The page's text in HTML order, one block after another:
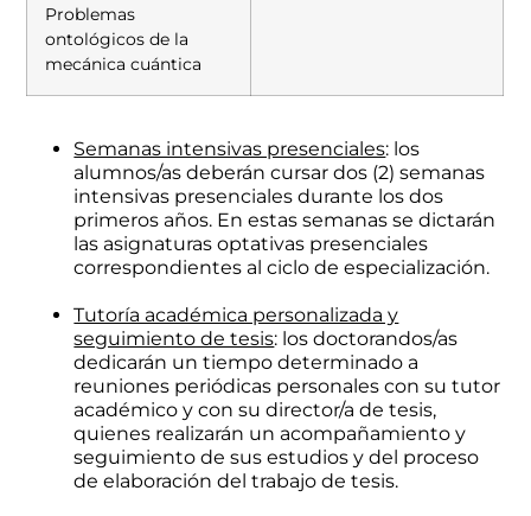
Problemas
ontológicos de la
mecánica cuántica
Semanas intensivas presenciales: los
alumnos/as deberán cursar dos (2) semanas
intensivas presenciales durante los dos
primeros años. En estas semanas se dictarán
las asignaturas optativas presenciales
correspondientes al ciclo de especialización.
Tutoría académica personalizada y
seguimiento de tesis: los doctorandos/as
dedicarán un tiempo determinado a
reuniones periódicas personales con su tutor
académico y con su director/a de tesis,
quienes realizarán un acompañamiento y
seguimiento de sus estudios y del proceso
de elaboración del trabajo de tesis.